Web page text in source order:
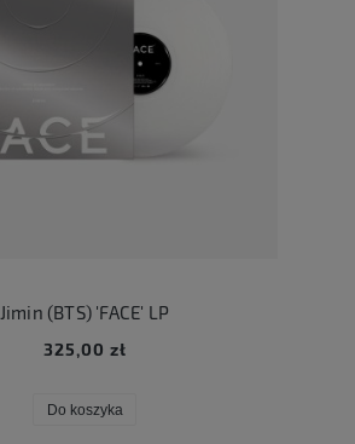
Jimin (BTS) 'FACE' LP
325,00 zł
Do koszyka